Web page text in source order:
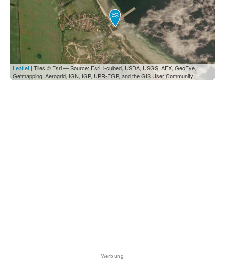
Leaflet | Tiles © Esri — Source: Esri, i-cubed, USDA, USGS, AEX, GeoEye,
Getmapping, Aerogrid, IGN, IGP, UPR-EGP, and the GIS User Community
Werbung